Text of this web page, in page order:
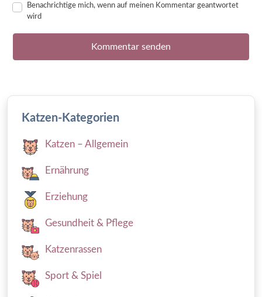
Benachrichtige mich, wenn auf meinen Kommentar geantwortet
wird
Katzen-Kategorien
Katzen – Allgemein
Ernährung
Erziehung
Gesundheit & Pflege
Katzenrassen
Sport & Spiel